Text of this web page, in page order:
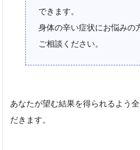
できます。
身体の辛い症状にお悩みの
ご相談ください。
あなたが望む結果を得られるよう
だきます。